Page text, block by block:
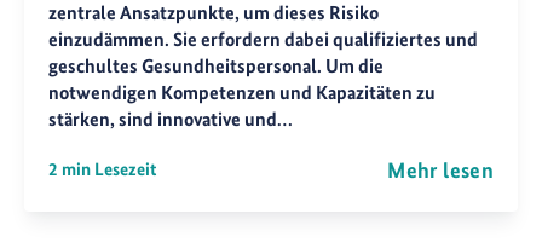
zentrale Ansatzpunkte, um dieses Risiko
einzudämmen. Sie erfordern dabei qualifiziertes und
geschultes Gesundheitspersonal. Um die
notwendigen Kompetenzen und Kapazitäten zu
stärken, sind innovative und…
2 min Lesezeit Mehr lesen